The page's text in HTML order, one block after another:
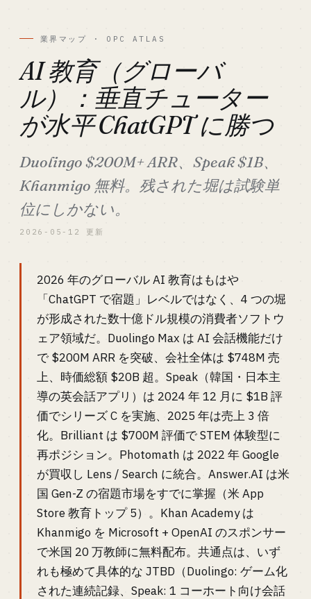
業界マップ · OPC ATLAS
AI 教育（グローバ
ル）：垂直チューター
が水平 ChatGPT に勝つ
Duolingo $200M+ ARR、Speak $1B、
Khanmigo 無料。残された堀は試験単
位にしかない。
2026-05-12 更新
2026 年のグローバル AI 教育はもはや
「ChatGPT で宿題」レベルではなく、4 つの堀
が形成された数十億ドル規模の消費者ソフトウ
ェア領域だ。Duolingo Max は AI 会話機能だけ
で $200M ARR を突破、会社全体は $748M 売
上、時価総額 $20B 超。Speak（韓国・日本主
導の英会話アプリ）は 2024 年 12 月に $1B 評
価でシリーズ C を実施、2025 年は売上 3 倍
化。Brilliant は $700M 評価で STEM 体験型に
再ポジション。Photomath は 2022 年 Google
が買収し Lens / Search に統合。Answer.AI は米
国 Gen-Z の宿題市場をすでに掌握（米 App
Store 教育トップ 5）。Khan Academy は
Khanmigo を Microsoft + OpenAI のスポンサー
で米国 20 万教師に無料配布。共通点は、いず
れも極めて具体的な JTBD（Duolingo: ゲーム化
された連続記録、Speak: 1 コーホート向け会話